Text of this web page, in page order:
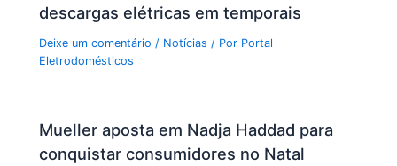
descargas elétricas em temporais
Deixe um comentário / Notícias / Por Portal
Eletrodomésticos
Mueller aposta em Nadja Haddad para
conquistar consumidores no Natal